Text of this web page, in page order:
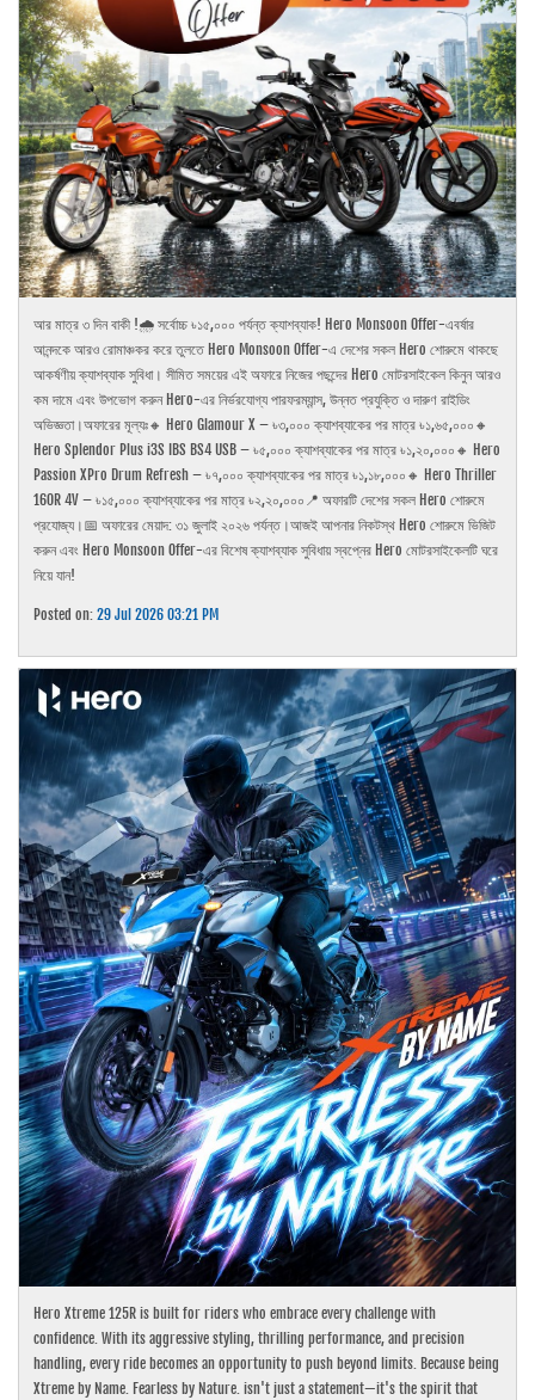
আর মাত্র ৩ দিন বাকী !🌧️ সর্বোচ্চ ৳১৫,০০০ পর্যন্ত ক্যাশব্যাক! Hero Monsoon Offer-এবর্ষার
আনন্দকে আরও রোমাঞ্চকর করে তুলতে Hero Monsoon Offer-এ দেশের সকল Hero শোরুমে থাকছে
আকর্ষণীয় ক্যাশব্যাক সুবিধা। সীমিত সময়ের এই অফারে নিজের পছন্দের Hero মোটরসাইকেল কিনুন আরও
কম দামে এবং উপভোগ করুন Hero-এর নির্ভরযোগ্য পারফরম্যান্স, উন্নত প্রযুক্তি ও দারুণ রাইডিং
অভিজ্ঞতা।অফারের মূল্যঃ🔸 Hero Glamour X – ৳৩,০০০ ক্যাশব্যাকের পর মাত্র ৳১,৬৫,০০০🔸
Hero Splendor Plus i3S IBS BS4 USB – ৳৫,০০০ ক্যাশব্যাকের পর মাত্র ৳১,২০,০০০🔸 Hero
Passion XPro Drum Refresh – ৳৭,০০০ ক্যাশব্যাকের পর মাত্র ৳১,১৮,০০০🔸 Hero Thriller
160R 4V – ৳১৫,০০০ ক্যাশব্যাকের পর মাত্র ৳২,২০,০০০📍 অফারটি দেশের সকল Hero শোরুমে
প্রযোজ্য।📅 অফারের মেয়াদ: ৩১ জুলাই ২০২৬ পর্যন্ত।আজই আপনার নিকটস্থ Hero শোরুমে ভিজিট
করুন এবং Hero Monsoon Offer-এর বিশেষ ক্যাশব্যাক সুবিধায় স্বপ্নের Hero মোটরসাইকেলটি ঘরে
নিয়ে যান!
Posted on:29 Jul 2026 03:21 PM
Hero Xtreme 125R is built for riders who embrace every challenge with
confidence. With its aggressive styling, thrilling performance, and precision
handling, every ride becomes an opportunity to push beyond limits. Because being
Xtreme by Name. Fearless by Nature. isn't just a statement—it's the spirit that